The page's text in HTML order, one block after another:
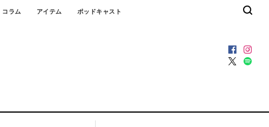
コラム アイテム ポッドキャスト